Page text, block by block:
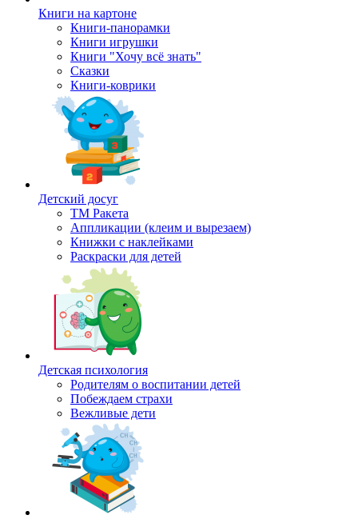
Книги на картоне
Книги-панорамки
Книги игрушки
Книги "Хочу всё знать"
Сказки
Книги-коврики
Детский досуг
ТМ Ракета
Аппликации (клеим и вырезаем)
Книжки с наклейками
Раскраски для детей
Детская психология
Родителям о воспитании детей
Побеждаем страхи
Вежливые дети